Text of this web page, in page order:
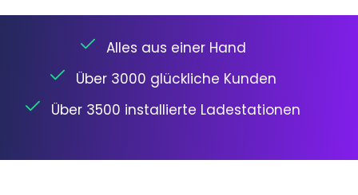
Alles aus einer Hand
Über 3000 glückliche Kunden
Über 3500 installierte Ladestationen